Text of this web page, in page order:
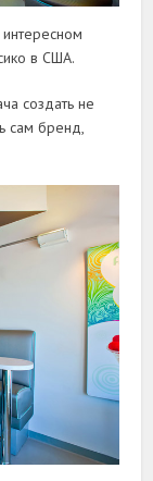
в США.
создать не
сам бренд,